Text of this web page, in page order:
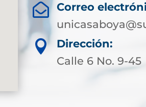

Correo

Dirección:
Calle 6 No. 9-45